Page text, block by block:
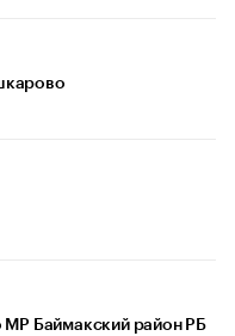
МР Баймакский район РБ